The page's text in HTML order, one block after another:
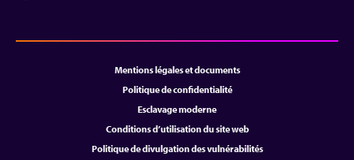
Mentions légales et documents
Politique de confidentialité
Esclavage moderne
Conditions d’utilisation du site web
Politique de divulgation des vulnérabilités